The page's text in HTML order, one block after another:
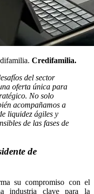
Credifamilia.
del sector
oferta única para
No solo
acompañamos a
liquidez ágiles y
de las fases de
de
su compromiso con el
industria clave para la